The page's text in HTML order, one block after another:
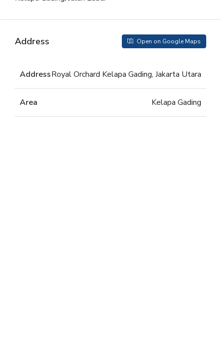
Address Open on Google Maps
AddressRoyal Orchard Kelapa Gading, Jakarta Utara
Area Kelapa Gading